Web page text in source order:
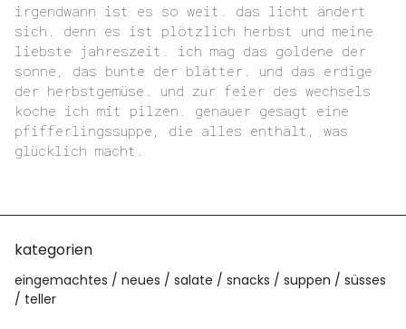
irgendwann ist es so weit. das licht ändert
sich. denn es ist plötzlich herbst und meine
liebste jahreszeit. ich mag das goldene der
sonne, das bunte der blätter. und das erdige
der herbstgemüse. und zur feier des wechsels
koche ich mit pilzen. genauer gesagt eine
pfifferlingssuppe, die alles enthält, was
glücklich macht.
kategorien
eingemachtes neues salate snacks suppen
süsses
teller